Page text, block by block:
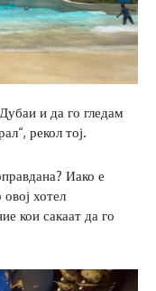
и да го гледам
рекол тој.
Иако е
хотел
кои сакаат да го